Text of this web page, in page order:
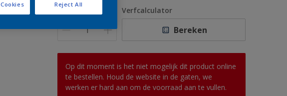
Aantal Verfcalculator
Bereken
Op dit moment is het niet mogelijk dit product online
te bestellen. Houd de website in de gaten, we
werken er hard aan om de voorraad aan te vullen.
Reject All